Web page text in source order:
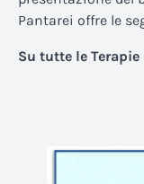
Pantarei offre le
Su tutte le